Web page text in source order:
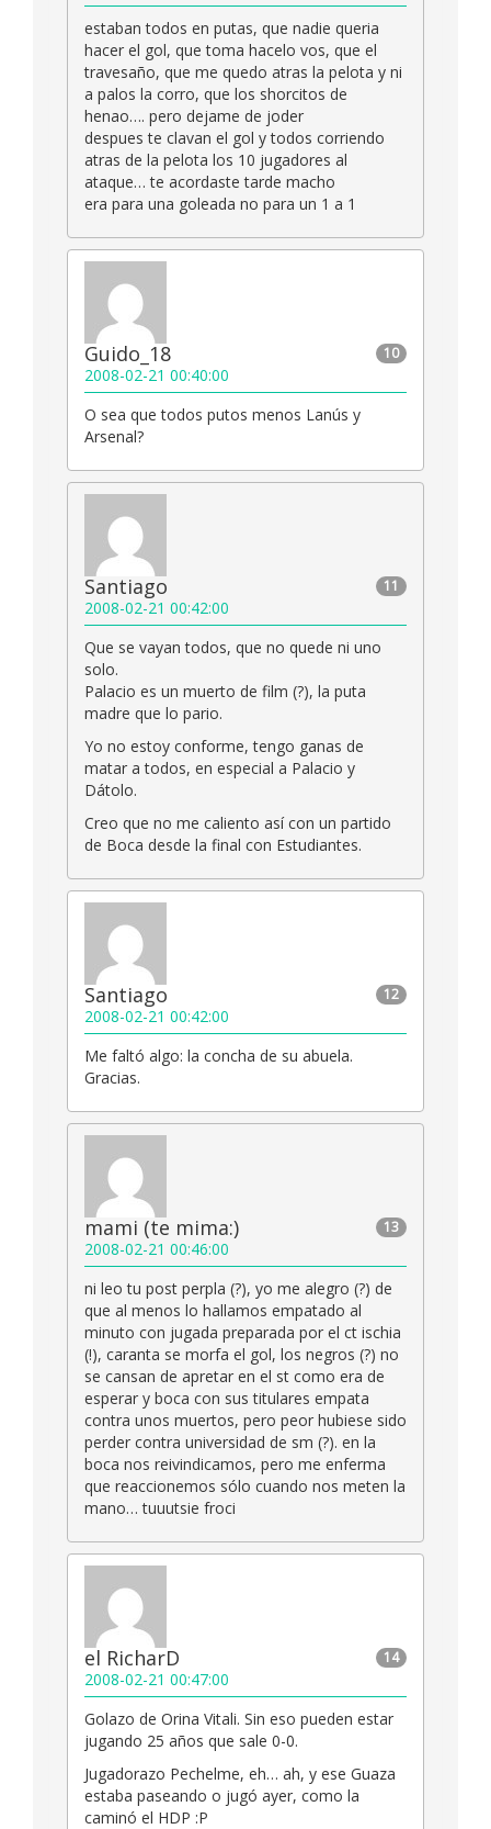
estaban todos en putas, que nadie queria
hacer el gol, que toma hacelo vos, que el
travesaño, que me quedo atras la pelota y ni
a palos la corro, que los shorcitos de
henao…. pero dejame de joder
despues te clavan el gol y todos corriendo
atras de la pelota los 10 jugadores al
ataque… te acordaste tarde macho
era para una goleada no para un 1 a 1
10
Guido_18
2008-02-21 00:40:00
O sea que todos putos menos Lanús y
Arsenal?
11
Santiago
2008-02-21 00:42:00
Que se vayan todos, que no quede ni uno
solo.
Palacio es un muerto de film (?), la puta
madre que lo pario.
Yo no estoy conforme, tengo ganas de
matar a todos, en especial a Palacio y
Dátolo.
Creo que no me caliento así con un partido
de Boca desde la final con Estudiantes.
12
Santiago
2008-02-21 00:42:00
Me faltó algo: la concha de su abuela.
Gracias.
13
mami (te mima:)
2008-02-21 00:46:00
ni leo tu post perpla (?), yo me alegro (?) de
que al menos lo hallamos empatado al
minuto con jugada preparada por el ct ischia
(!), caranta se morfa el gol, los negros (?) no
se cansan de apretar en el st como era de
esperar y boca con sus titulares empata
contra unos muertos, pero peor hubiese sido
perder contra universidad de sm (?). en la
boca nos reivindicamos, pero me enferma
que reaccionemos sólo cuando nos meten la
mano… tuuutsie froci
14
el RicharD
2008-02-21 00:47:00
Golazo de Orina Vitali. Sin eso pueden estar
jugando 25 años que sale 0-0.
Jugadorazo Pechelme, eh… ah, y ese Guaza
estaba paseando o jugó ayer, como la
caminó el HDP :P